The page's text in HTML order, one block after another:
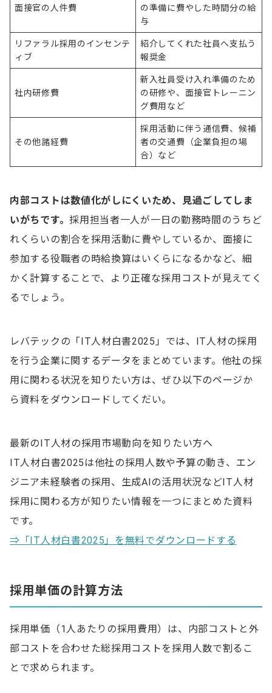
面接官の人件費
の準備に費やした時間分の給
与
リファラル採用のインセンテ
ィブ
紹介してくれた社員へ支払う
報奨金
社内研修費
新入社員受け入れ準備のため
の研修や、面接官トレーニン
グ費用など
その他諸経費
採用活動に伴う通信費、候補
者の交通費（企業負担の場
合）など
内部コストは数値化がしにくいため、見過ごしてしま
いがちです。採用担当者一人が一日の勤務時間のうちど
れくらいの割合を採用活動に費やしているか、面接に
参加する役職者の時給換算はいくらになるかなど、細
かく計算することで、より正確な採用コストが見えてく
るでしょう。
レバテックの「IT人材白書2025」では、IT人材の採用
を行う企業に関するデータをまとめています。他社の採
用に関わる状況を知りたい方は、ぜひ以下のページか
ら資料をダウンロードしてくだい。
最新のIT人材の採用市場動向を知りたい方へ
IT人材白書2025は他社の採用人数や予算の動き、エン
ジニア未経験者の採用、生成AIの活用状況などIT人材
採用に関わる方が知りたい情報を一つにまとめた資料
です。
⇒「IT人材白書2025」を無料でダウンロードする
採用単価の計算方法
採用単価（1人あたりの採用費用）は、内部コストと外
部コストを合わせた総採用コストを採用人数で割るこ
とで求められます。